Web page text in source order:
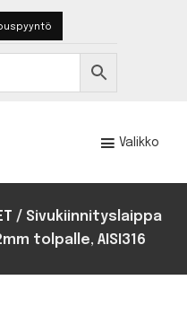
Valikko
/ Sivukiinnityslaippa
tolpalle, AISI316